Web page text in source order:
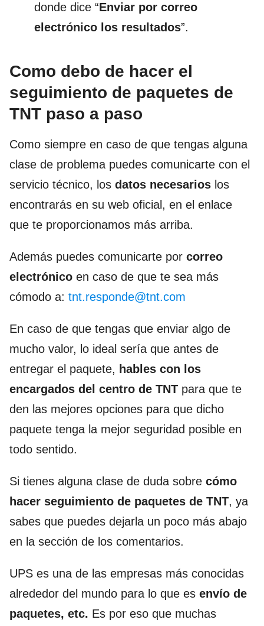
donde dice “Enviar por correo
electrónico los resultados”.
Como debo de hacer el
seguimiento de paquetes de
TNT paso a paso
Como siempre en caso de que tengas alguna
clase de problema puedes comunicarte con el
servicio técnico, los datos necesarios los
encontrarás en su web oficial, en el enlace
que te proporcionamos más arriba.
Además puedes comunicarte por correo
electrónico en caso de que te sea más
cómodo a: tnt.responde@tnt.com
En caso de que tengas que enviar algo de
mucho valor, lo ideal sería que antes de
entregar el paquete, hables con los
encargados del centro de TNT para que te
den las mejores opciones para que dicho
paquete tenga la mejor seguridad posible en
todo sentido.
Si tienes alguna clase de duda sobre cómo
hacer seguimiento de paquetes de TNT, ya
sabes que puedes dejarla un poco más abajo
en la sección de los comentarios.
UPS es una de las empresas más conocidas
alrededor del mundo para lo que es envío de
paquetes, etc. Es por eso que muchas